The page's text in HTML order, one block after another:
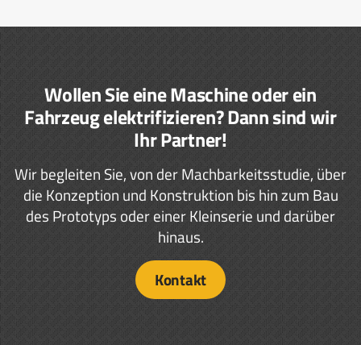
Wollen Sie eine Maschine oder ein
Fahrzeug elektrifizieren? Dann sind wir
Ihr Partner!
Wir begleiten Sie, von der Machbarkeitsstudie, über
die Konzeption und Konstruktion bis hin zum Bau
des Prototyps oder einer Kleinserie und darüber
hinaus.
Kontakt